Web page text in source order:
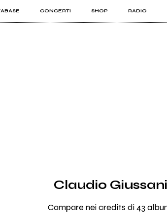
CONCERTI SHOP RADIO
PRO
Claudio Giussani
Compare nei credits di 43